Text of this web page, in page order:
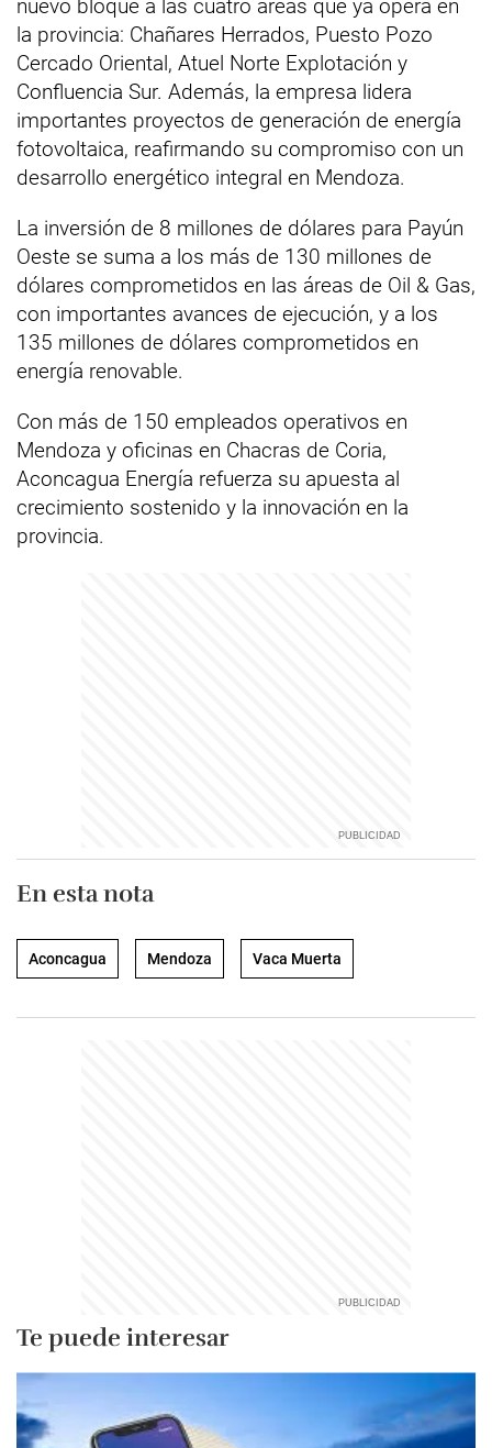
nuevo bloque a las cuatro áreas que ya opera en
la provincia: Chañares Herrados, Puesto Pozo
Cercado Oriental, Atuel Norte Explotación y
Confluencia Sur. Además, la empresa lidera
importantes proyectos de generación de energía
fotovoltaica, reafirmando su compromiso con un
desarrollo energético integral en Mendoza.
La inversión de 8 millones de dólares para Payún
Oeste se suma a los más de 130 millones de
dólares comprometidos en las áreas de Oil & Gas,
con importantes avances de ejecución, y a los
135 millones de dólares comprometidos en
energía renovable.
Con más de 150 empleados operativos en
Mendoza y oficinas en Chacras de Coria,
Aconcagua Energía refuerza su apuesta al
crecimiento sostenido y la innovación en la
provincia.
En esta nota
Aconcagua Mendoza Vaca Muerta
Te puede interesar